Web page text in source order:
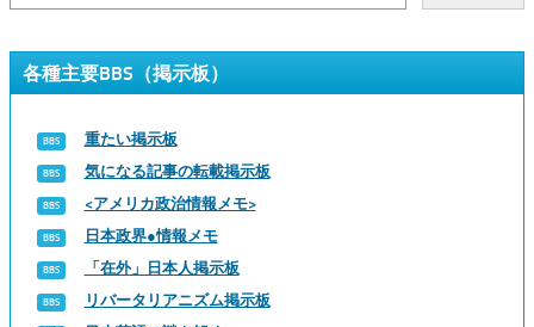
各種主要BBS（掲示板）
重たい掲示板
気になる記事の転載掲示板
<アメリカ政治情報メモ>
日本政界●情報メモ
「在外」日本人掲示板
リバータリアニズム掲示板